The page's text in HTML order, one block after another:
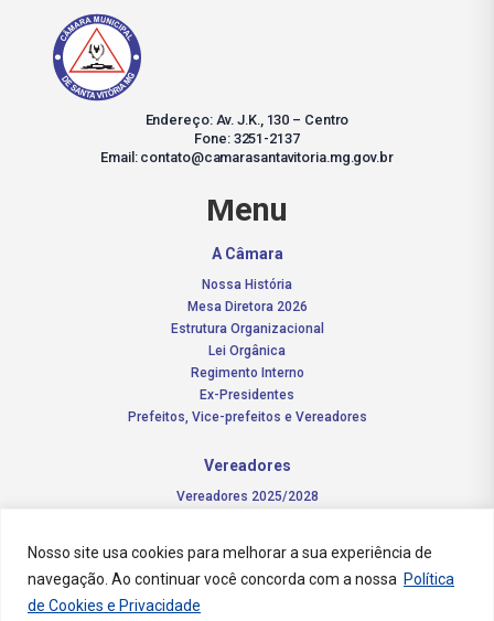
Nosso site usa cookies para melhorar a sua experiência de
navegação. Ao continuar você concorda com a nossa Política
de Cookies e Privacidade
Endereço: Av. J.K., 130 – Centro
Fone: 3251-2137
Email: contato@camarasantavitoria.mg.gov.br
Menu
A Câmara
Nossa História
Mesa Diretora 2026
Estrutura Organizacional
Lei Orgânica
Regimento Interno
Ex-Presidentes
Prefeitos, Vice-prefeitos e Vereadores
Vereadores
Vereadores 2025/2028
Notícias